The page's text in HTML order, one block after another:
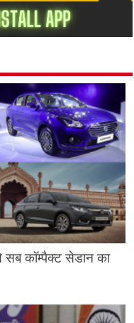
सब कॉम्पैक्ट सेडान का